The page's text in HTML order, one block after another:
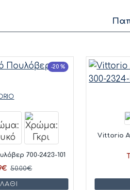
-20 %
700-2423-101
50.00€
Vittorio